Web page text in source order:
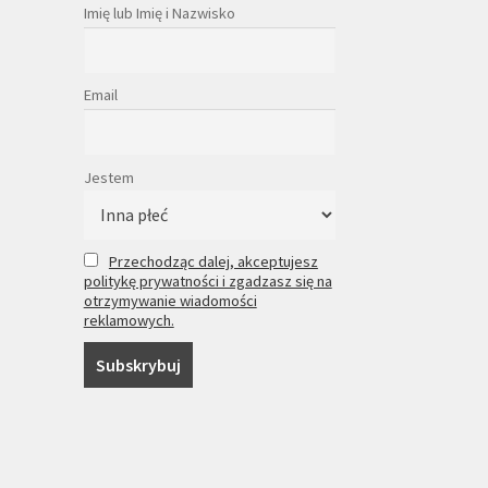
Imię lub Imię i Nazwisko
Email
Jestem
Przechodząc dalej, akceptujesz
politykę prywatności i zgadzasz się na
otrzymywanie wiadomości
reklamowych.